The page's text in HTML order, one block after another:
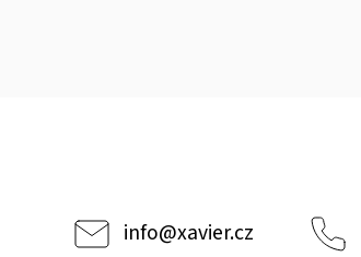
info@xavier.cz